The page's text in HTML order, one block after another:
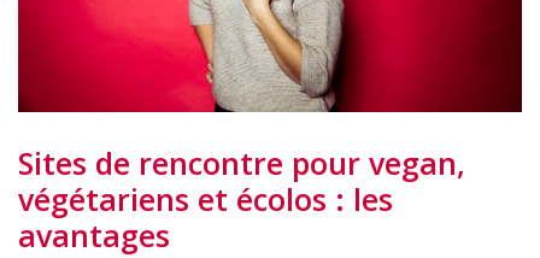
Sites de rencontre pour vegan,
végétariens et écolos : les
avantages